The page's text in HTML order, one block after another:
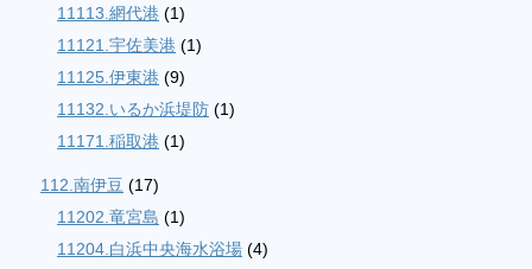
11113.網代港 (1)
11121.宇佐美港 (1)
11125.伊東港 (9)
11132.いるか浜堤防 (1)
11171.稲取港 (1)
112.南伊豆 (17)
11202.竜宮島 (1)
11204.白浜中央海水浴場 (4)